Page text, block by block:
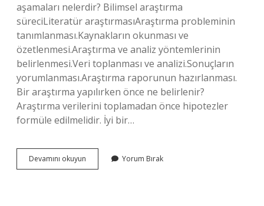
aşamaları nelerdir? Bilimsel araştırma
süreciLiteratür araştırmasıAraştırma probleminin
tanımlanması.Kaynakların okunması ve
özetlenmesi.Araştırma ve analiz yöntemlerinin
belirlenmesi.Veri toplanması ve analizi.Sonuçların
yorumlanması.Araştırma raporunun hazırlanması.
Bir araştırma yapılırken önce ne belirlenir?
Araştırma verilerini toplamadan önce hipotezler
formüle edilmelidir. İyi bir…
Devamını okuyun Araştırma
Yaparken
Yorum Bırak